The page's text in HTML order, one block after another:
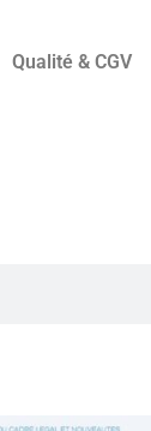
Qualité & CGV